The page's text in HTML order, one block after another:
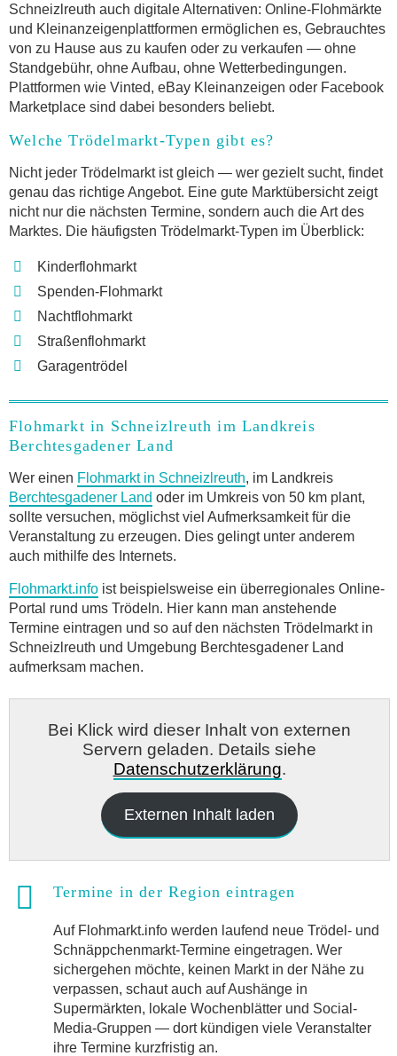
Schneizlreuth auch digitale Alternativen: Online-Flohmärkte
und Kleinanzeigenplattformen ermöglichen es, Gebrauchtes
von zu Hause aus zu kaufen oder zu verkaufen — ohne
Standgebühr, ohne Aufbau, ohne Wetterbedingungen.
Plattformen wie Vinted, eBay Kleinanzeigen oder Facebook
Marketplace sind dabei besonders beliebt.
Welche Trödelmarkt-Typen gibt es?
Nicht jeder Trödelmarkt ist gleich — wer gezielt sucht, findet
genau das richtige Angebot. Eine gute Marktübersicht zeigt
nicht nur die nächsten Termine, sondern auch die Art des
Marktes. Die häufigsten Trödelmarkt-Typen im Überblick:
Kinderflohmarkt
Spenden-Flohmarkt
Nachtflohmarkt
Straßenflohmarkt
Garagentrödel
Flohmarkt in Schneizlreuth im Landkreis
Berchtesgadener Land
Wer einen Flohmarkt in Schneizlreuth, im Landkreis
Berchtesgadener Land oder im Umkreis von 50 km plant,
sollte versuchen, möglichst viel Aufmerksamkeit für die
Veranstaltung zu erzeugen. Dies gelingt unter anderem
auch mithilfe des Internets.
Flohmarkt.info ist beispielsweise ein überregionales Online-
Portal rund ums Trödeln. Hier kann man anstehende
Termine eintragen und so auf den nächsten Trödelmarkt in
Schneizlreuth und Umgebung Berchtesgadener Land
aufmerksam machen.
Bei Klick wird dieser Inhalt von externen
Servern geladen. Details siehe
Datenschutzerklärung.
Externen Inhalt laden
Termine in der Region eintragen
Auf Flohmarkt.info werden laufend neue Trödel- und
Schnäppchenmarkt-Termine eingetragen. Wer
sichergehen möchte, keinen Markt in der Nähe zu
verpassen, schaut auch auf Aushänge in
Supermärkten, lokale Wochenblätter und Social-
Media-Gruppen — dort kündigen viele Veranstalter
ihre Termine kurzfristig an.